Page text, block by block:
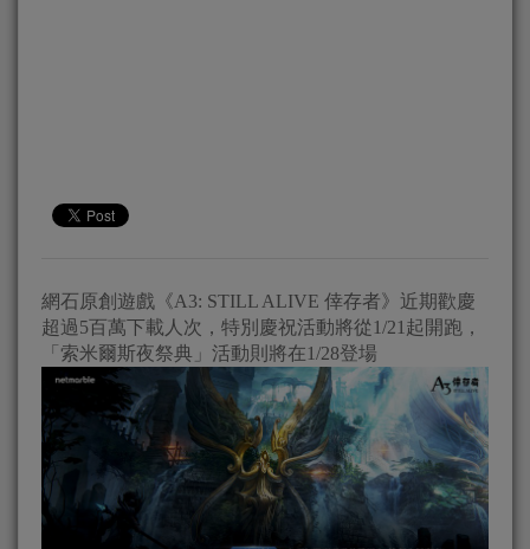
網石原創遊戲《A3: STILL ALIVE 倖存者》近期歡慶
超過5百萬下載人次，特別慶祝活動將從1/21起開跑，
「索米爾斯夜祭典」活動則將在1/28登場